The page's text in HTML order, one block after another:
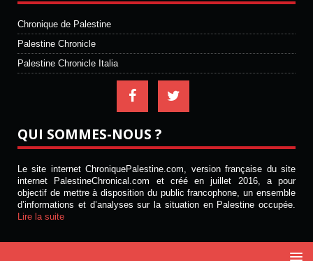
Chronique de Palestine
Palestine Chronicle
Palestine Chronicle Italia
QUI SOMMES-NOUS ?
Le site internet ChroniquePalestine.com, version française du site
internet PalestineChronical.com et créé en juillet 2016, a pour
objectif de mettre à disposition du public francophone, un ensemble
d’informations et d’analyses sur la situation en Palestine occupée.
Lire la suite